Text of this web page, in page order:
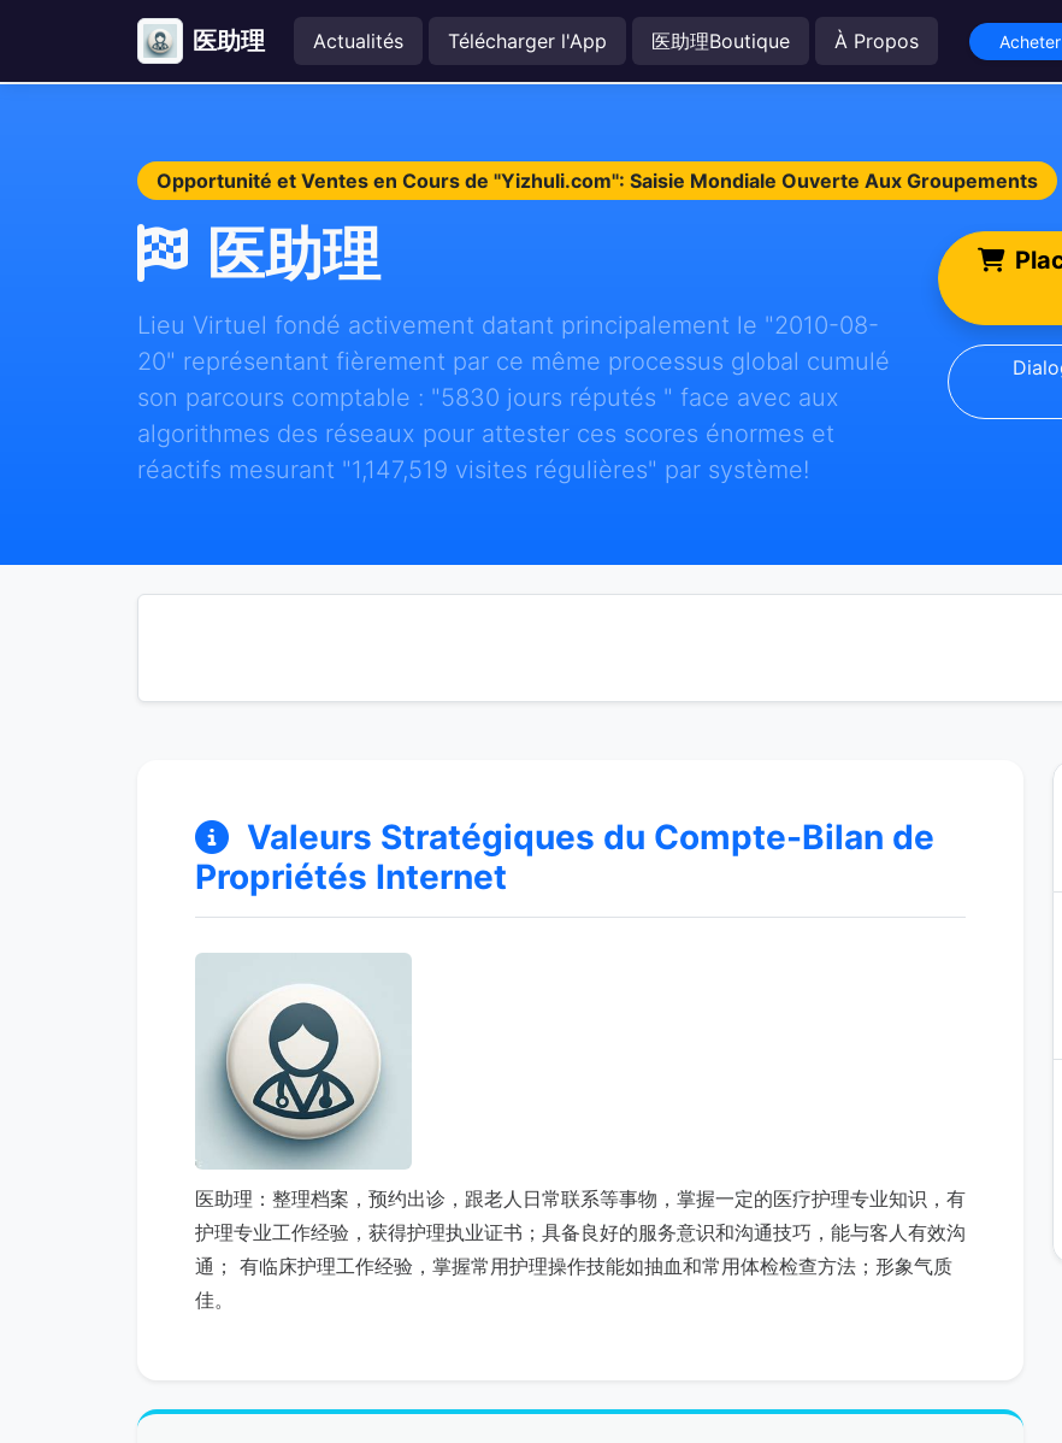
医助理 Actualités Télécharger l'App 医助理Boutique À Propos
Opportunité et Ventes en Cours de "Yizhuli.com": Saisie Mondiale Ouverte Aux Groupements
医助理
Lieu Virtuel fondé activement datant principalement le "2010-08-
20" représentant fièrement par ce même processus global cumulé
son parcours comptable : "5830 jours réputés " face avec aux
algorithmes des réseaux pour attester ces scores énormes et
réactifs mesurant "1,147,519 visites régulières" par système!
Valeurs Stratégiques du Compte-Bilan de
Propriétés Internet
医助理：整理档案，预约出诊，跟老人日常联系等事物，掌握一定的医疗护理专业知识，有
护理专业工作经验，获得护理执业证书；具备良好的服务意识和沟通技巧，能与客人有效沟
通； 有临床护理工作经验，掌握常用护理操作技能如抽血和常用体检检查方法；形象气质
佳。